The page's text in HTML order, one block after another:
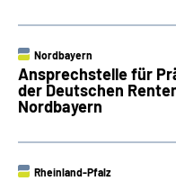
Nordbayern
Ansprechstelle für
der Deutschen
Nordbayern
Rheinland-Pfalz